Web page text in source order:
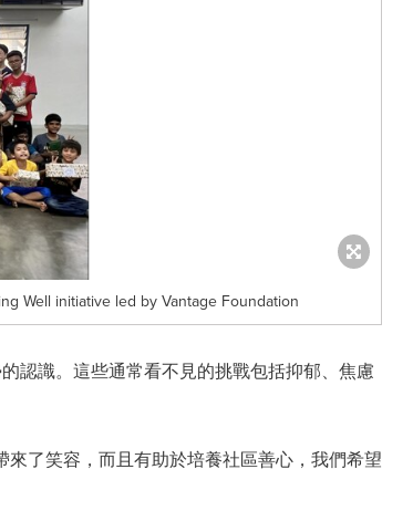
Well initiative led by Vantage Foundation
認識。這些通常看不見的挑戰包括抑郁、焦慮
來了笑容，而且有助於培養社區善心，我們希望